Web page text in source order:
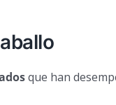
que han